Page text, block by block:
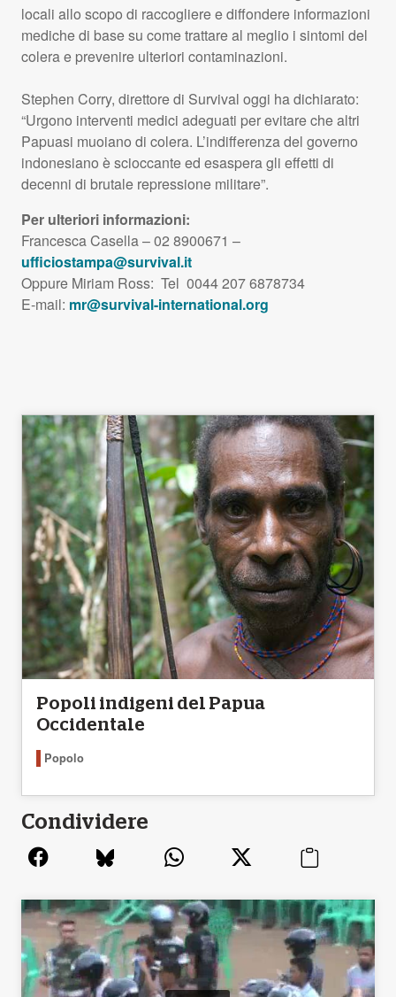
locali allo scopo di raccogliere e diffondere informazioni
mediche di base su come trattare al meglio i sintomi del
colera e prevenire ulteriori contaminazioni.
Stephen Corry, direttore di Survival oggi ha dichiarato:
“Urgono interventi medici adeguati per evitare che altri
Papuasi muoiano di colera. L’indifferenza del governo
indonesiano è scioccante ed esaspera gli effetti di
decenni di brutale repressione militare”.
Per ulteriori informazioni:
Francesca Casella – 02 8900671 –
ufficiostampa@survival.it
Oppure Miriam Ross: Tel 0044 207 6878734
E-mail: mr@survival-international.org
Popoli indigeni del Papua
Occidentale
Popolo
Condividere